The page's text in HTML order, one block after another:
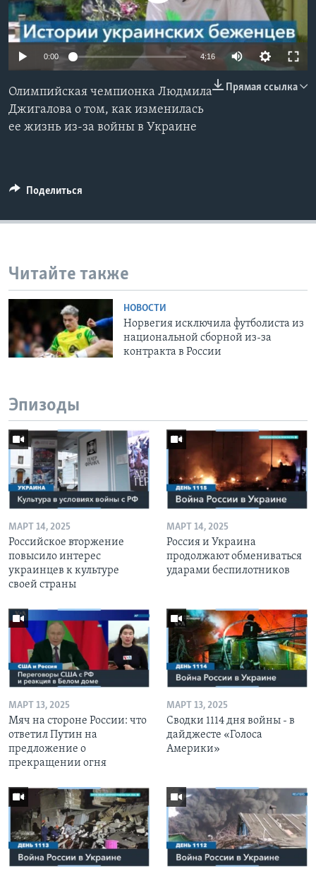
Learning English
СОЦИАЛЬНЫЕ СЕТИ
Языки
0:00 4:16
Прямая ссылка
Олимпийская чемпионка Людмила
Джигалова о том, как изменилась
ее жизнь из-за войны в Украине
Поделиться
Читайте также
НОВОСТИ
Норвегия исключила футболиста из
национальной сборной из-за
контракта в России
Эпизоды
МАРТ 14, 2025
Российское вторжение
повысило интерес
украинцев к культуре
своей страны
МАРТ 14, 2025
Россия и Украина
продолжают обмениваться
ударами беспилотников
МАРТ 13, 2025
Мяч на стороне России: что
ответил Путин на
предложение о
прекращении огня
МАРТ 13, 2025
Сводки 1114 дня войны - в
дайджесте «Голоса
Америки»